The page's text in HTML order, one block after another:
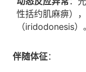
性括约肌麻痹）
（iridodonesis）
伴随体征：